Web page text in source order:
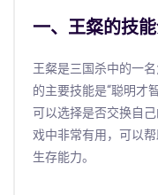
一、王粲的技
王粲是三国杀中的一
的主要技能是“聪明才
可以选择是否交换自
戏中非常有用，可以
生存能力。